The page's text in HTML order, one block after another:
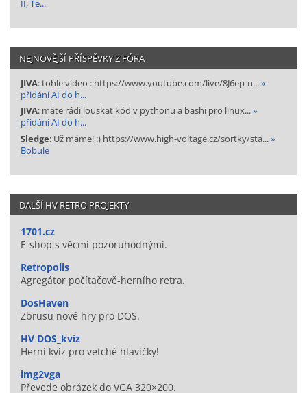
II, Te...
NEJNOVĚJŠÍ PŘÍSPĚVKY Z FÓRA
JIVA: tohle video : https://www.youtube.com/live/8J6ep-n...»
přidání AI do h...
JIVA: máte rádi louskat kód v pythonu a bashi pro linux...»
přidání AI do h...
Sledge: Už máme! :) https://www.high-voltage.cz/sortky/sta...»
Bobule
DALŠÍ HV RETRO PROJEKTY
1701.cz
E-shop s věcmi pozoruhodnými.
Retropolis
Agregátor počítačově-herního retra.
DosHaven
Zbrusu nové hry pro DOS.
HV DOS_kvíz
Herní kvíz pro vetché hlavičky!
img2vga
Převede obrázek do VGA 320×200.